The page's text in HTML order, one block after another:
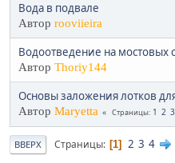
Вода в подвале
Автор rooviieira
Водоотведение на мостовых
Автор Thoriy144
Основы заложения лотков
Автор Maryetta Страницы 1 2 3
ВВЕРХ Страницы 1 2 3 4